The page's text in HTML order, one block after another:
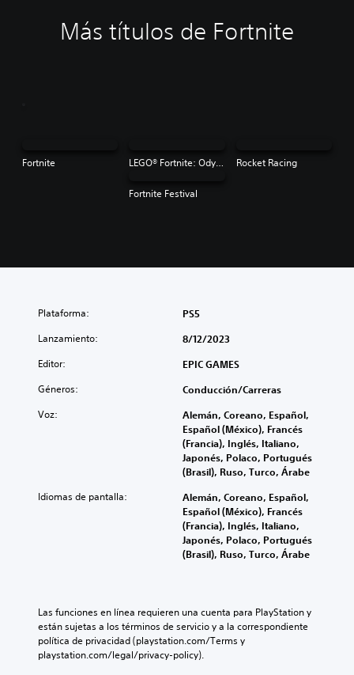
Más títulos de Fortnite
Fortnite LEGO® Fortnite: Odyssey Rocket Racing
Fortnite Festival
Plataforma: PS5
Lanzamiento: 8/12/2023
Editor: EPIC GAMES
Géneros: Conducción/Carreras
Voz:
Alemán, Coreano, Español,
Español (México), Francés
(Francia), Inglés, Italiano,
Japonés, Polaco, Portugués
(Brasil), Ruso, Turco, Árabe
Idiomas de pantalla:
Alemán, Coreano, Español,
Español (México), Francés
(Francia), Inglés, Italiano,
Japonés, Polaco, Portugués
(Brasil), Ruso, Turco, Árabe
Las funciones en línea requieren una cuenta para PlayStation y
están sujetas a los términos de servicio y a la correspondiente
política de privacidad (playstation.com/Terms y
playstation.com/legal/privacy-policy).